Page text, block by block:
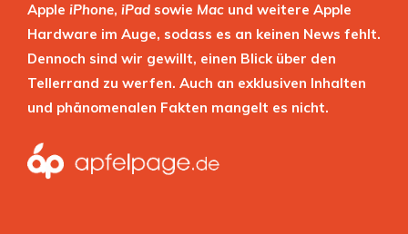
Apple iPhone, iPad sowie Mac und weitere Apple
Hardware im Auge, sodass es an keinen News fehlt.
Dennoch sind wir gewillt, einen Blick über den
Tellerrand zu werfen. Auch an exklusiven Inhalten
und phänomenalen Fakten mangelt es nicht.